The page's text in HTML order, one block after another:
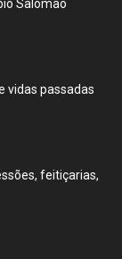
Salomão
vidas passadas
feitiçarias,